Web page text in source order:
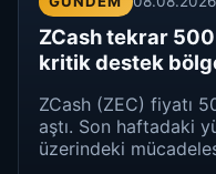
ZCash tekrar
kritik destek
ZCash (ZEC) fiyatı
aştı. Son haftadaki
üzerindeki